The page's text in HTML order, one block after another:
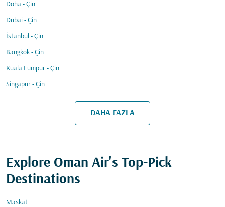
Doha - Çin
Dubai - Çin
İstanbul - Çin
Bangkok - Çin
Kuala Lumpur - Çin
Singapur - Çin
DAHA FAZLA
Explore Oman Air's Top-Pick
Destinations
Maskat